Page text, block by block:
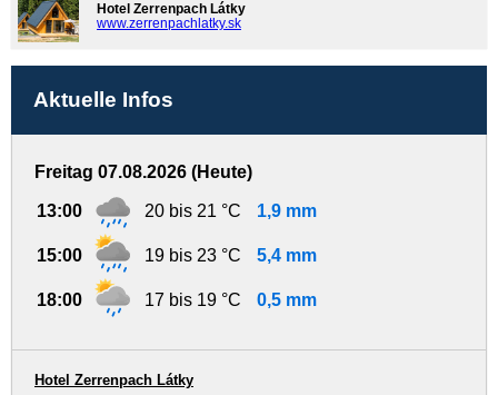
Hotel Zerrenpach Látky
www.zerrenpachlatky.sk
Aktuelle Infos
Freitag 07.08.2026 (Heute)
13:00 20 bis 21 °C 1,9 mm
15:00 19 bis 23 °C 5,4 mm
18:00 17 bis 19 °C 0,5 mm
Hotel Zerrenpach Látky